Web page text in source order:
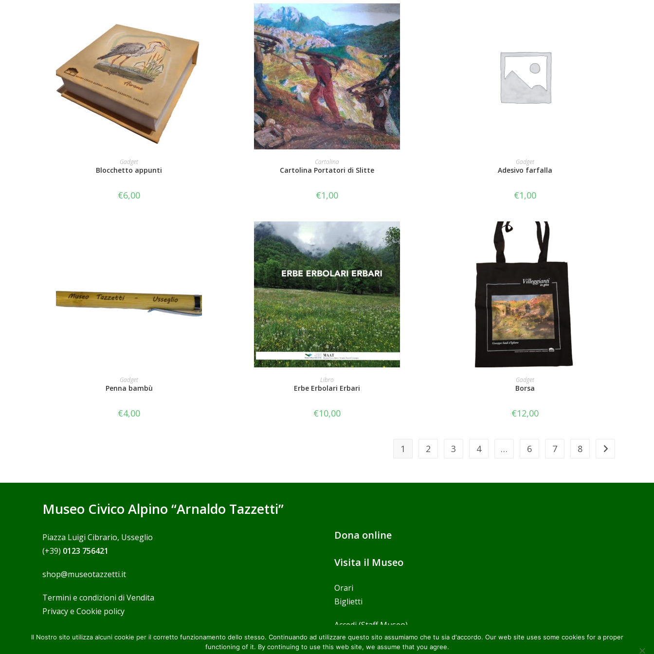
AGGIUNGI AL CARRELLO
Gadget
Blocchetto appunti
€6,00
AGGIUNGI AL CARRELLO
Cartolina
Cartolina Portatori di Slitte
€1,00
AGGIUNGI AL CARRELLO
Gadget
Adesivo farfalla
€1,00
AGGIUNGI AL CARRELLO
Gadget
Penna bambù
€4,00
AGGIUNGI AL CARRELLO
Libro
Erbe Erbolari Erbari
€10,00
AGGIUNGI AL CARRELLO
Gadget
Borsa
€12,00
1 2 3 4 … 6 7 8
Museo Civico Alpino “Arnaldo Tazzetti”
Piazza Luigi Cibrario, Usseglio
(+39) 0123 756421
shop@museotazzetti.it
Termini e condizioni di Vendita
Privacy e Cookie policy
Dona online
Visita il Museo
Orari
Biglietti
Accedi (Staff Museo)
Il Nostro sito utilizza alcuni cookie per il corretto funzionamento dello stesso. Continuando ad utilizzare questo sito assumiamo che tu sia d'accordo. Our web site uses some cookies for a proper
functioning of it. By continuing to use this web site, we assume that you agree.